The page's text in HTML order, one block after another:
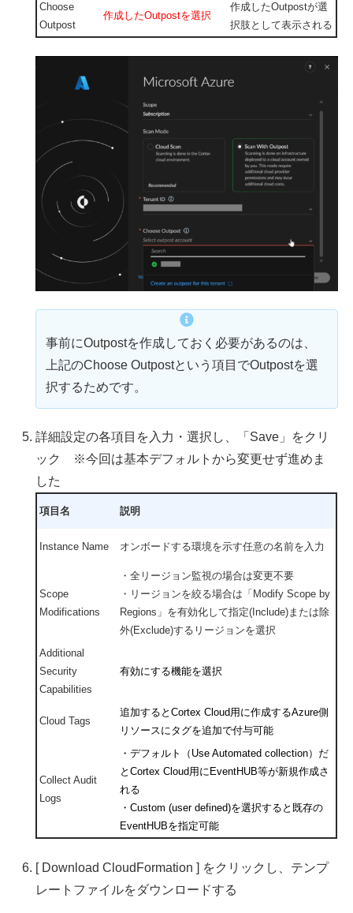
Choose
Outpost
作成したOutpostを選択
作成したOutpostが選
択肢として表示される
事前にOutpostを作成しておく必要があるのは、
上記のChoose Outpostという項目でOutpostを選
択するためです。
詳細設定の各項目を入力・選択し、「Save」をクリ
ック ※今回は基本デフォルトから変更せず進めま
した
項目名 説明
Instance Name オンボードする環境を示す任意の名前を入力
Scope
Modifications
・全リージョン監視の場合は変更不要
・リージョンを絞る場合は「Modify Scope by
Regions」を有効化して指定(Include)または除
外(Exclude)するリージョンを選択
Additional
Security
Capabilities
有効にする機能を選択
Cloud Tags
追加するとCortex Cloud用に作成するAzure側
リソースにタグを追加で付与可能
Collect Audit
Logs
・デフォルト（Use Automated collection）だ
とCortex Cloud用にEventHUB等が新規作成さ
れる
・Custom (user defined)を選択すると既存の
EventHUBを指定可能
[ Download CloudFormation ] をクリックし、テンプ
レートファイルをダウンロードする